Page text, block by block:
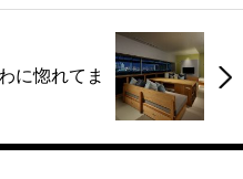
に惚れてま